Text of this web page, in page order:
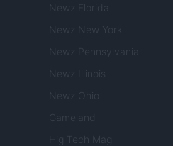
Newz Florida
Newz New York
Newz Pennsylvania
Newz Illinois
Newz Ohio
Gameland
Hig Tech Mag